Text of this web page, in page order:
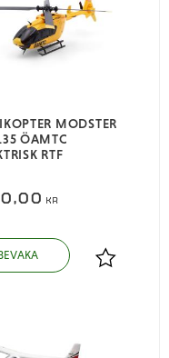
MODSTER
ÖAMTC
RTF
KR
Lägg till i